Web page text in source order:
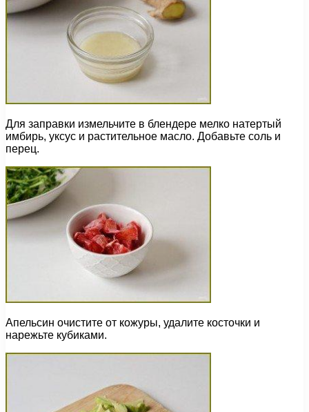
Для заправки измельчите в блендере мелко натертый
имбирь, уксус и растительное масло. Добавьте соль и
перец.
Апельсин очистите от кожуры, удалите косточки и
нарежьте кубиками.